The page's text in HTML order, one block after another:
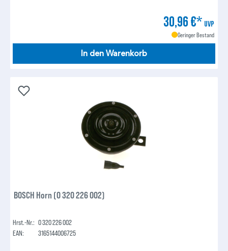
30,96 €* UVP
Geringer Bestand
In den Warenkorb
BOSCH Horn (0 320 226 002)
Hrst.-Nr.: 0 320 226 002
EAN:
3165144006725